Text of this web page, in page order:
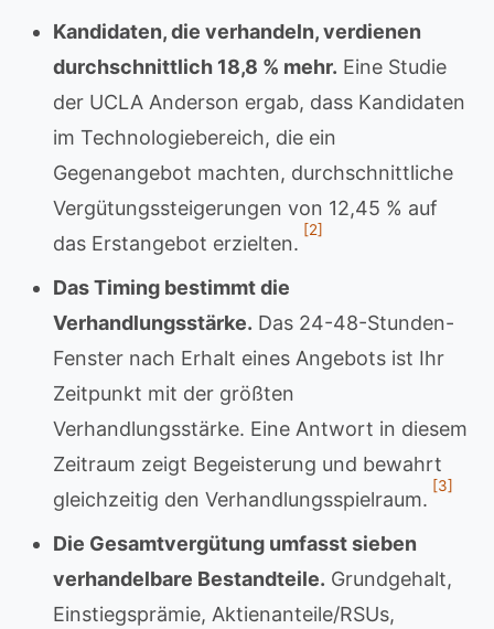
Kandidaten, die verhandeln, verdienen
durchschnittlich 18,8 % mehr. Eine Studie
der UCLA Anderson ergab, dass Kandidaten
im Technologiebereich, die ein
Gegenangebot machten, durchschnittliche
Vergütungssteigerungen von 12,45 % auf
das Erstangebot erzielten.
[2]
Das Timing bestimmt die
Verhandlungsstärke. Das 24-48-Stunden-
Fenster nach Erhalt eines Angebots ist Ihr
Zeitpunkt mit der größten
Verhandlungsstärke. Eine Antwort in diesem
Zeitraum zeigt Begeisterung und bewahrt
gleichzeitig den Verhandlungsspielraum.
[3]
Die Gesamtvergütung umfasst sieben
verhandelbare Bestandteile. Grundgehalt,
Einstiegsprämie, Aktienanteile/RSUs,